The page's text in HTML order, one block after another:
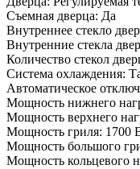
Съемная дверца: Да
Внутреннее стекло
Внутренние стекла
Количество стекол
Система охлаждения:
Автоматическое
Мощность нижнего
Мощность верхнего
Мощность гриля: 1700
Мощность большого
Мощность кольцевого